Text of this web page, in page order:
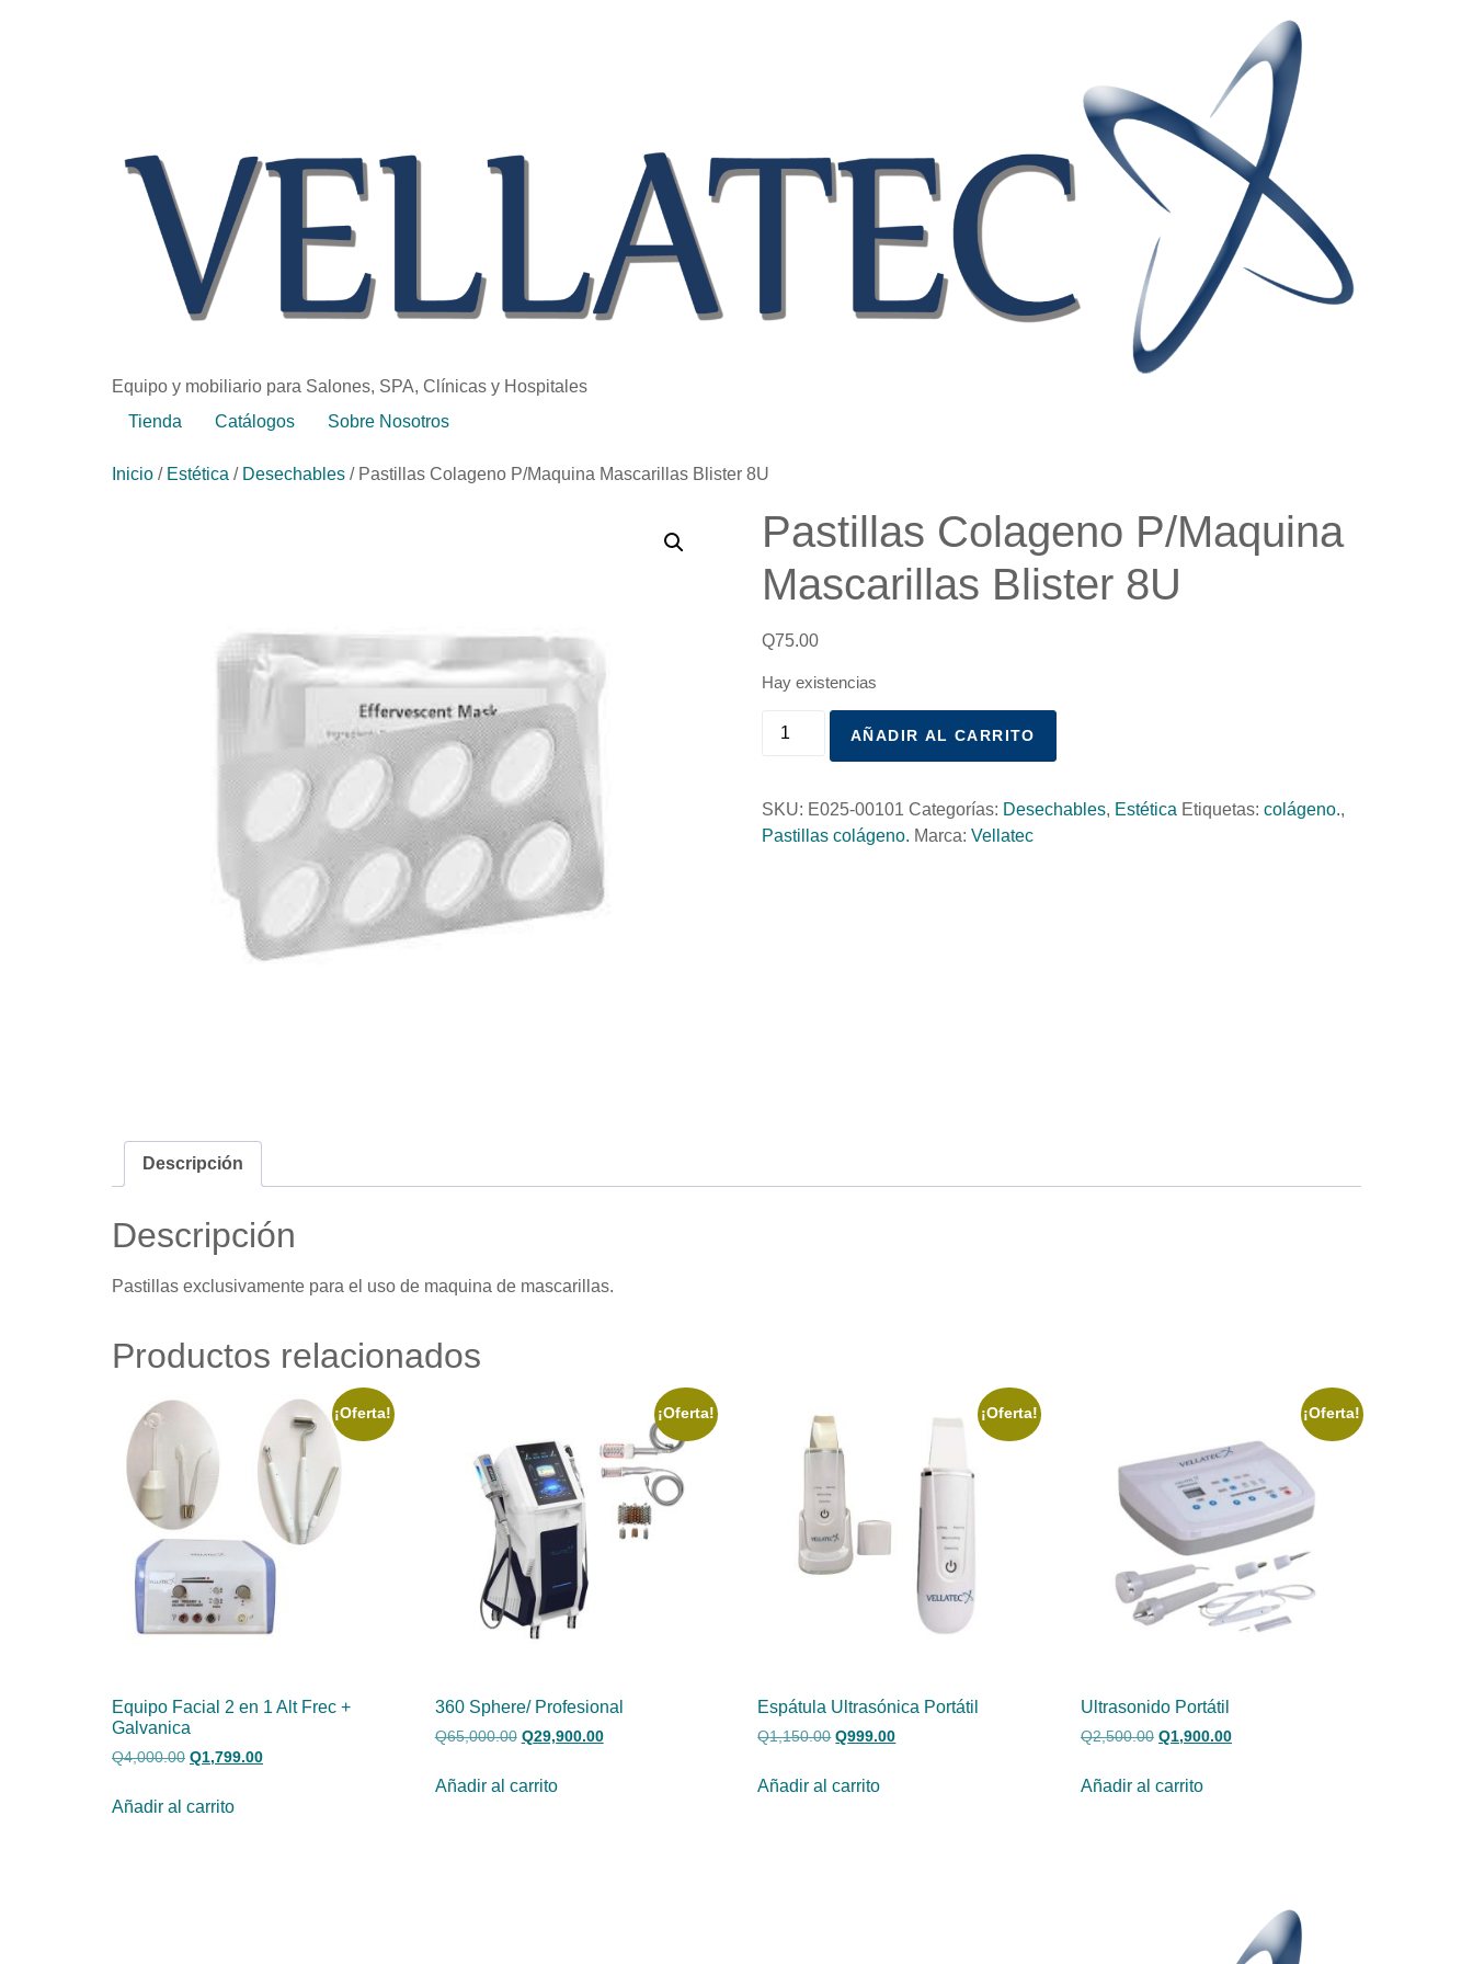
Equipo y mobiliario para Salones, SPA, Clínicas y Hospitales
Tienda
Catálogos Sobre Nosotros
Inicio / Estética / Desechables / Pastillas Colageno P/Maquina Mascarillas Blister 8U
Pastillas Colageno P/Maquina
Mascarillas Blister 8U
Q75.00
Hay existencias
AÑADIR AL CARRITO
SKU: E025-00101 Categorías: Desechables, Estética Etiquetas: colágeno.,
Pastillas colágeno. Marca: Vellatec
Descripción
Descripción
Pastillas exclusivamente para el uso de maquina de mascarillas.
Productos relacionados
¡Oferta!
Equipo Facial 2 en 1 Alt Frec +
Galvanica
Q4,000.00 Q1,799.00
Añadir al carrito
¡Oferta!
360 Sphere/ Profesional
Q65,000.00 Q29,900.00
Añadir al carrito
¡Oferta!
Espátula Ultrasónica Portátil
Q1,150.00 Q999.00
Añadir al carrito
¡Oferta!
Ultrasonido Portátil
Q2,500.00 Q1,900.00
Añadir al carrito